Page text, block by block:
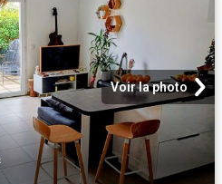
Voir la photo